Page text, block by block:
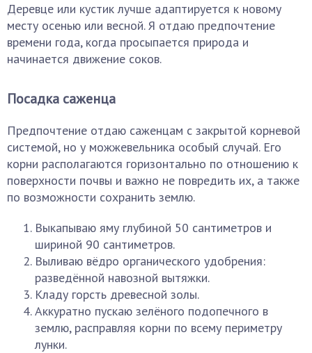
Деревце или кустик лучше адаптируется к новому
месту осенью или весной. Я отдаю предпочтение
времени года, когда просыпается природа и
начинается движение соков.
Посадка саженца
Предпочтение отдаю саженцам с закрытой корневой
системой, но у можжевельника особый случай. Его
корни располагаются горизонтально по отношению к
поверхности почвы и важно не повредить их, а также
по возможности сохранить землю.
Выкапываю яму глубиной 50 сантиметров и
шириной 90 сантиметров.
Выливаю вёдро органического удобрения:
разведённой навозной вытяжки.
Кладу горсть древесной золы.
Аккуратно пускаю зелёного подопечного в
землю, расправляя корни по всему периметру
лунки.